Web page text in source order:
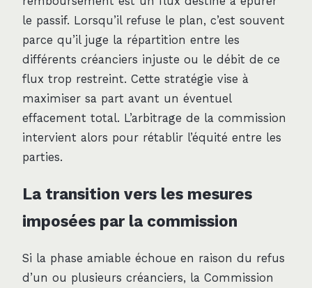
le passif. Lorsqu’il refuse le plan, c’est souvent
parce qu’il juge la répartition entre les
différents créanciers injuste ou le débit de ce
flux trop restreint. Cette stratégie vise à
maximiser sa part avant un éventuel
effacement total. L’arbitrage de la commission
intervient alors pour rétablir l’équité entre les
parties.
La transition vers les mesures
imposées par la commission
Si la phase amiable échoue en raison du refus
d’un ou plusieurs créanciers, la Commission